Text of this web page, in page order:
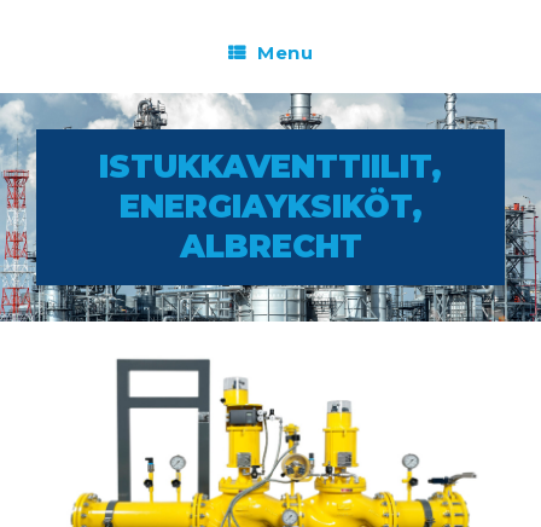
Menu
ISTUKKAVENTTIILIT,
ENERGIAYKSIKÖT,
ALBRECHT